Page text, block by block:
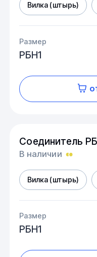
Вилка (штырь)
Размер
РБН1
Соединитель
В наличии
Вилка (штырь)
Размер
РБН1